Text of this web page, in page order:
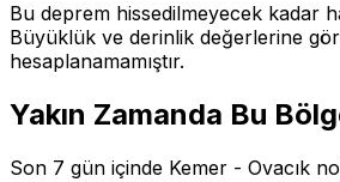
Bu deprem hissedilmeyecek kadar
Büyüklük ve derinlik değerlerine
hesaplanamamıştır.
Yakın Zamanda Bu
Son 7 gün içinde Kemer - Ovacık